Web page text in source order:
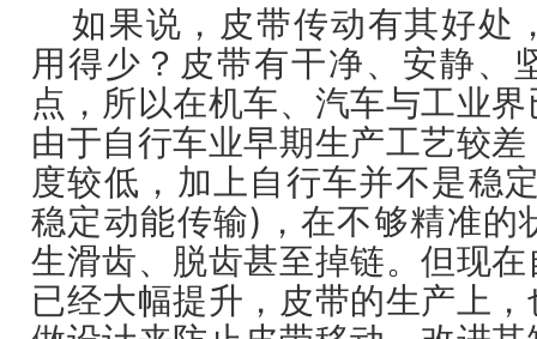
如果说，皮带传动有其好处
用得少？皮带有干净、安静、
点，所以在机车、汽车与工业
由于自行车业早期生产工艺较
度较低，加上自行车并不是稳
稳定动能传输)，在不够精准的
生滑齿、脱齿甚至掉链。但现
已经大幅提升，皮带的生产上